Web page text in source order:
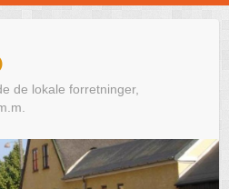
de lokale forretninger,